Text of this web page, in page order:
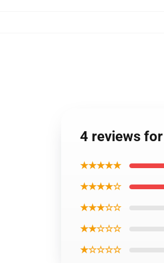
4 reviews
★★★★★
★★★★☆
★★★☆☆
★★☆☆☆
★☆☆☆☆